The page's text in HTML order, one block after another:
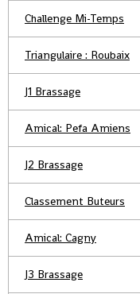
Challenge Mi-Temps
Triangulaire : Roubaix
J1 Brassage
Amical: Pefa Amiens
J2 Brassage
Classement Buteurs
Amical: Cagny
J3 Brassage